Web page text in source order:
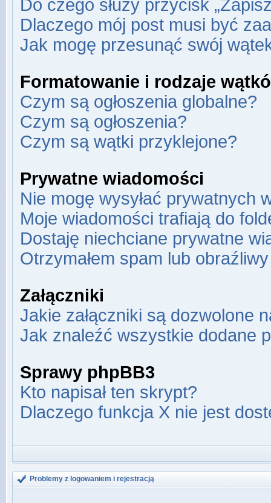
Do czego służy przycisk
Dlaczego mój post musi być
Jak mogę przesunąć swój
Formatowanie i rodzaje
Czym są ogłoszenia globalne?
Czym są ogłoszenia?
Czym są wątki przyklejone?
Prywatne wiadomości
Nie mogę wysyłać prywatnych
Moje wiadomości trafiają do
Dostaję niechciane prywatne
Otrzymałem spam lub
Załączniki
Jakie załączniki są dozwolone
Jak znaleźć wszystkie dodane
Sprawy phpBB3
Kto napisał ten skrypt?
Dlaczego funkcja X nie jest
Problemy z logowaniem i rejestracją